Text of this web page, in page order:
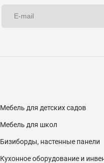
Мебель для детских садов
Мебель для школ
Бизиборды, настенные панели
Кухонное оборудование и